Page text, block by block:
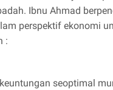
Ibnu Ahmad
perspektif ekonomi
:
seoptimal